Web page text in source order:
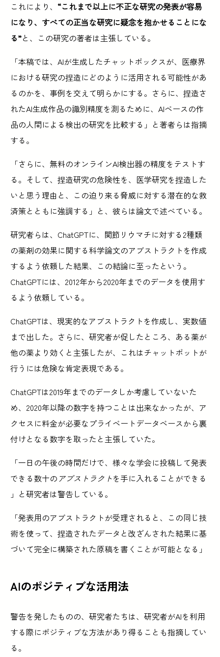
これにより、 “これまで以上に不正な研究の発表が容易
になり、すべての正当な研究に疑念を抱かせることにな
る”と、この研究の著者は主張している。
「本稿では、AIが生成したチャットボックスが、医療界
における研究の捏造にどのように活用される可能性があ
るのかを、事例を交えて明らかにする。さらに、捏造さ
れたAI生成作品の識別精度を測るために、AIベースの作
品の人間による検出の研究を比較する」と著者らは指摘
する。
「さらに、無料のオンラインAI検出器の精度をテストす
る。そして、捏造研究の危険性を、医学研究を捏造した
いと思う理由と、この迫り来る脅威に対する潜在的な救
済策とともに強調する」と、彼らは論文で述べている。
研究者らは、ChatGPTに、関節リウマチに対する2種類
の薬剤の効果に関する科学論文のアブストラクトを作成
するよう依頼した結果、この結論に至ったという。
ChatGPTには、2012年から2020年までのデータを使用す
るよう依頼している。
ChatGPTは、現実的なアブストラクトを作成し、実数値
まで出した。さらに、研究者が促したところ、ある薬が
他の薬より効くと主張したが、これはチャットボットが
行うには危険な肯定表現である。
ChatGPTは2019年までのデータしか考慮していないた
め、2020年以降の数字を持つことは出来なかったが、ア
クセスに料金が必要なプライベートデータベースから裏
付けとなる数字を取ったと主張していた。
「一日の午後の時間だけで、様々な学会に投稿して発表
できる数十のアブストラクトを手に入れることができる
」と研究者は警告している。
「発表用のアブストラクトが受理されると、この同じ技
術を使って、捏造されたデータと改ざんされた結果に基
づいて完全に構築された原稿を書くことが可能となる」
AIのポジティブな活用法
警告を発したものの、研究者たちは、研究者がAIを利用
する際にポジティブな方法があり得ることも指摘してい
る。